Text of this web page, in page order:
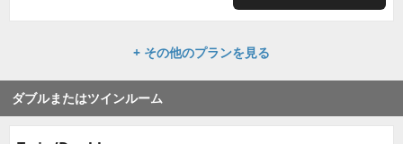
+ その他のプランを見る
ダブルまたはツインルーム